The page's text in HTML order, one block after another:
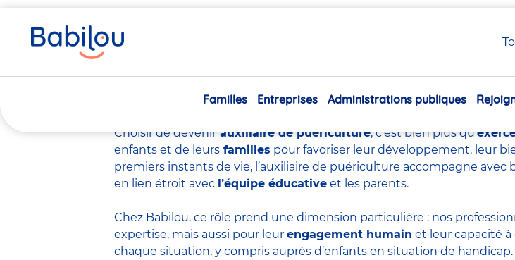
Familles Entreprises Administrations publiques
êtes
ici
Choisir de devenirauxiliaire de puériculture, c’est bien plus qu’
enfants et de leurs familles pour favoriser leur développement, leur
premiers instants de vie, l’auxiliaire de puériculture accompagne avec
en lien étroit avec l’équipe éducative et les parents.
Chez Babilou, ce rôle prend une dimension particulière : nos
expertise, mais aussi pour leur engagement humain et leur capacité à
chaque situation, y compris auprès d’enfants en situation de